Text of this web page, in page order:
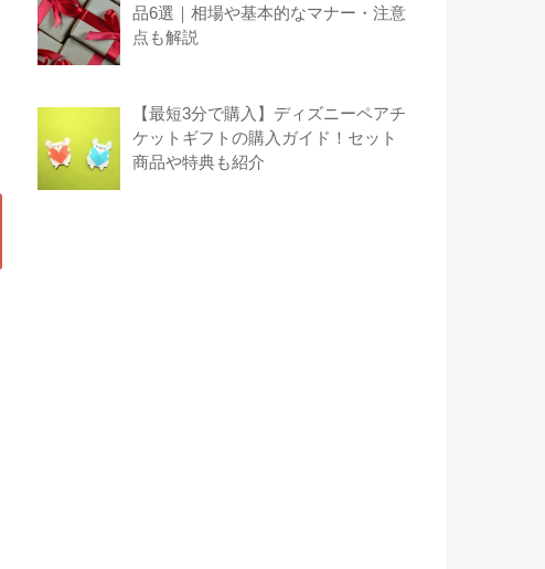
品6選｜相場や基本的なマナー・注意
点も解説
【最短3分で購入】ディズニーペアチ
ケットギフトの購入ガイド！セット
商品や特典も紹介